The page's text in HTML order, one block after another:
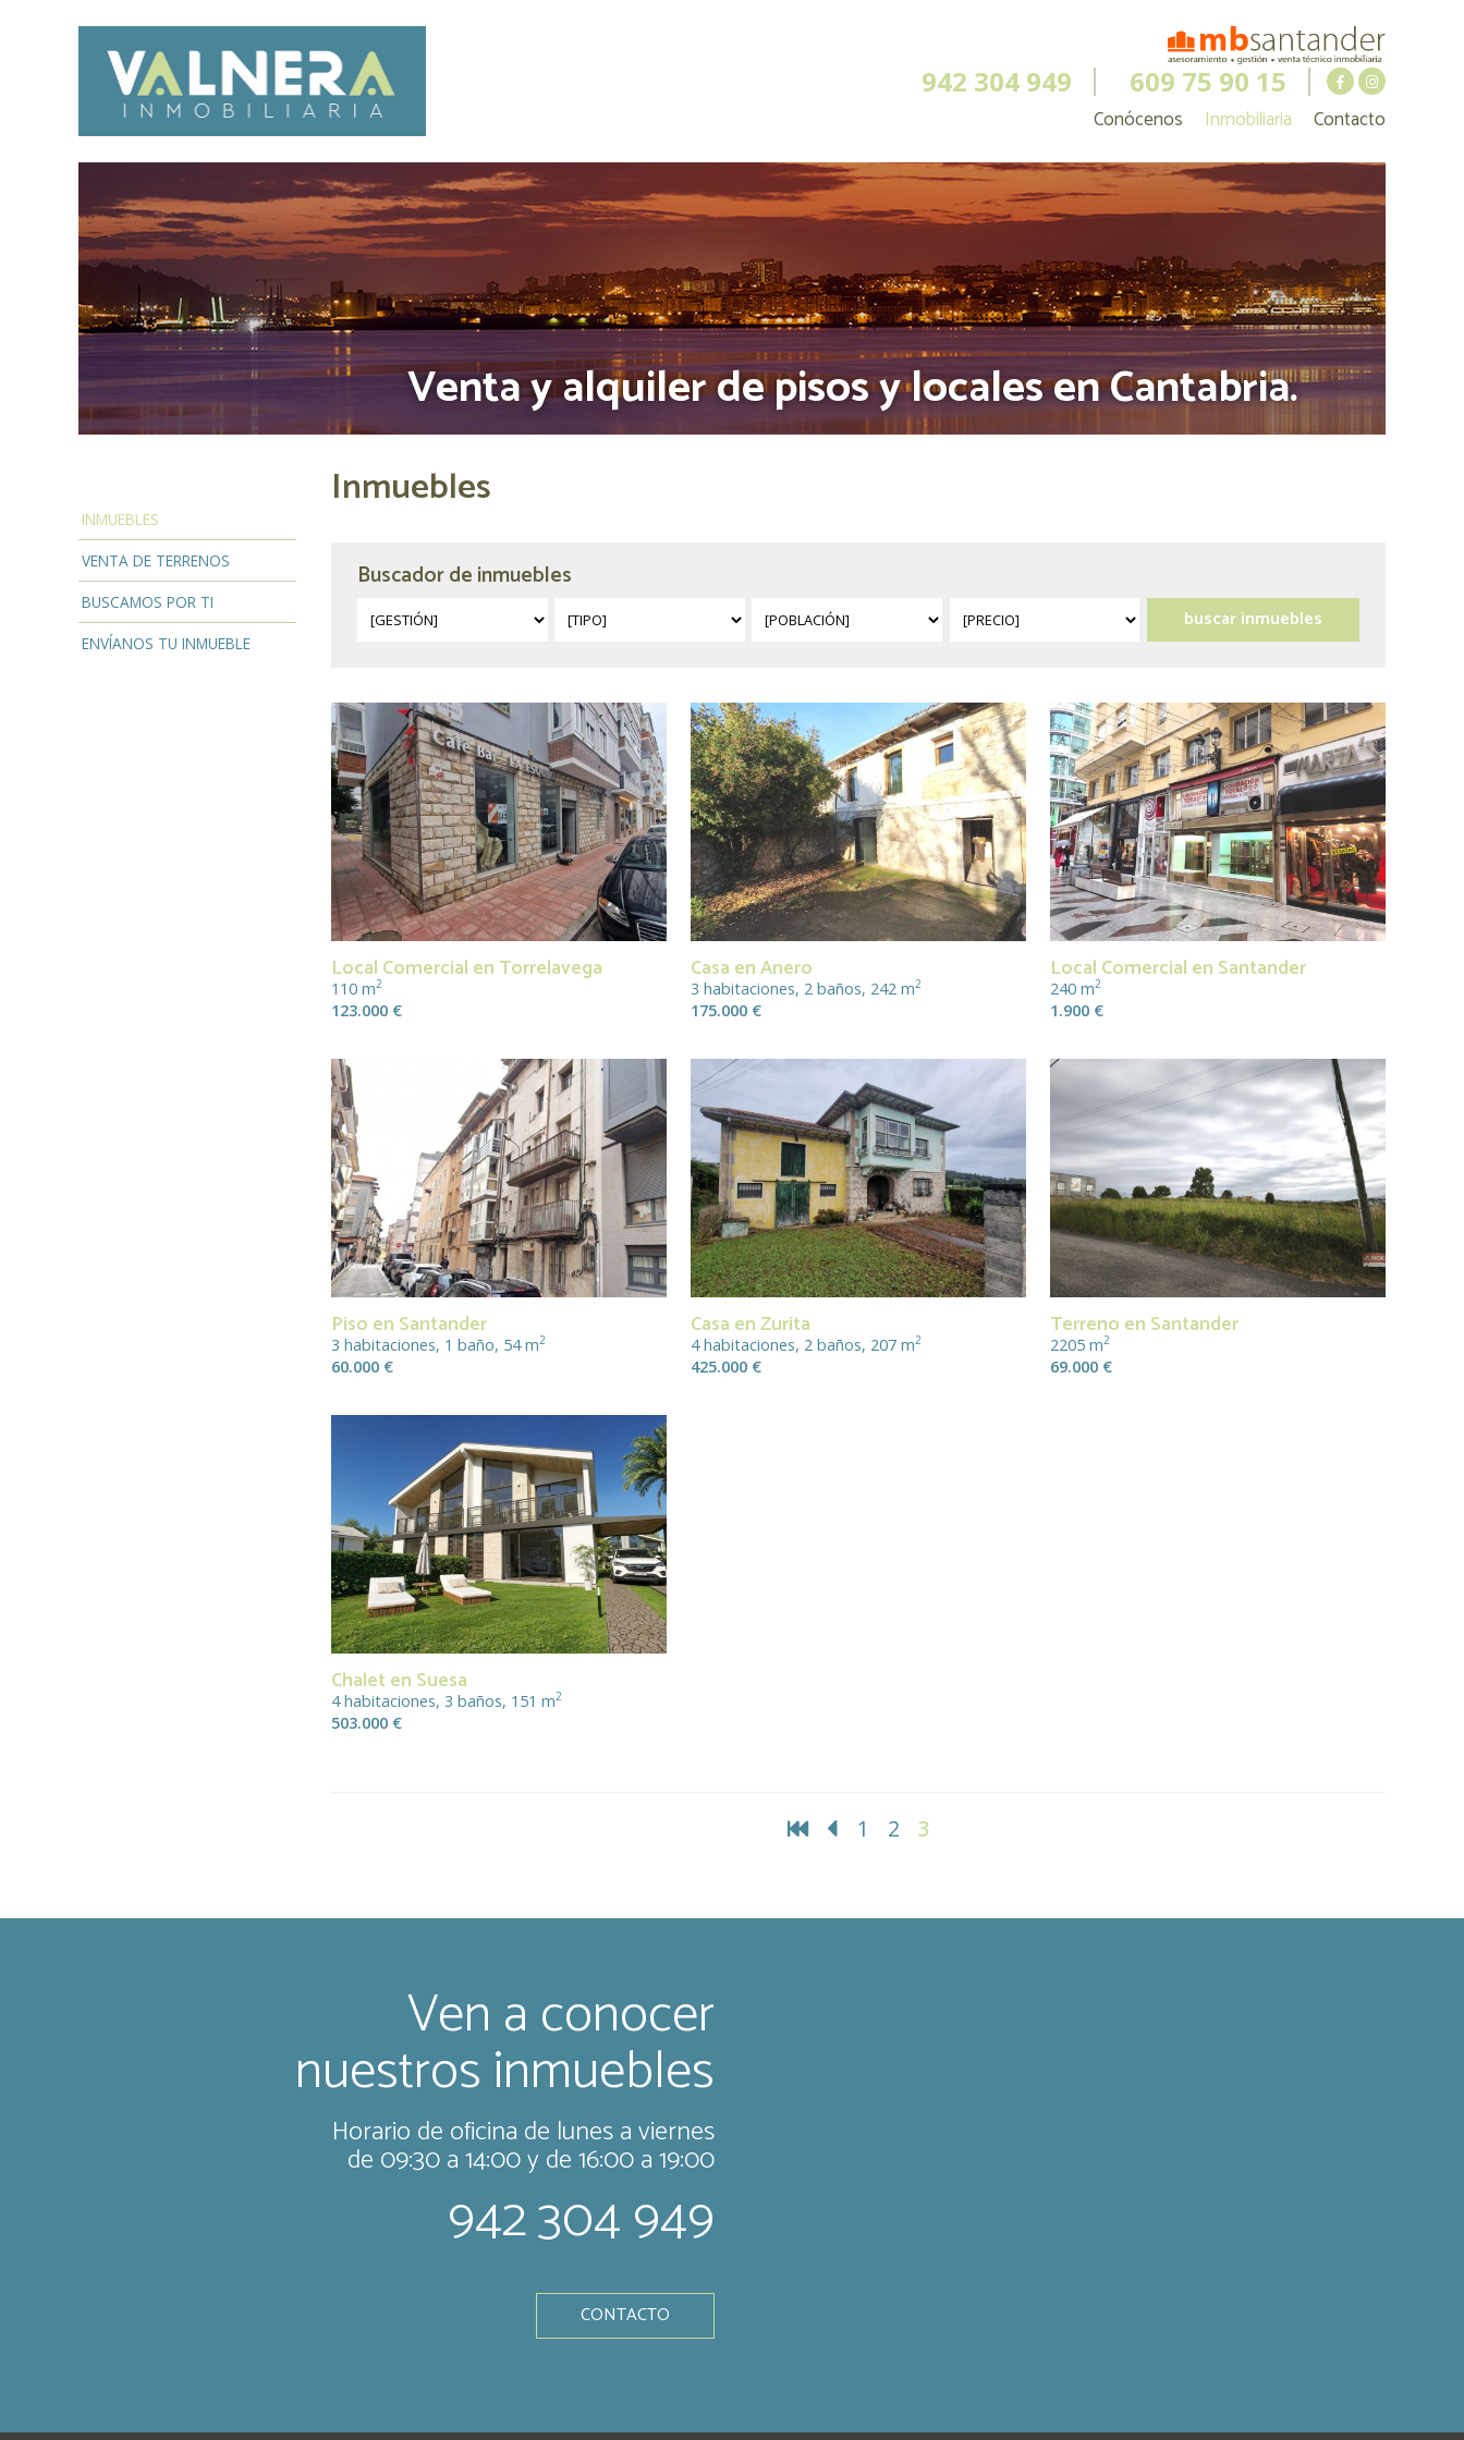
942 304 949 609 75 90 15
MB Santander en Facebook
MB Santander en Instagram
Conócenos Inmobiliaria Contacto
Venta y alquiler de pisos y locales en Cantabria.
INMUEBLES
VENTA DE TERRENOS
BUSCAMOS POR TI
ENVÍANOS TU INMUEBLE
Inmuebles
Buscador de inmuebles
Local Comercial en Torrelavega
110 m2
123.000 €
Casa en Anero
3 habitaciones, 2 baños, 242 m2
175.000 €
Local Comercial en Santander
240 m2
1.900 €
Piso en Santander
3 habitaciones, 1 baño, 54 m2
60.000 €
Casa en Zurita
4 habitaciones, 2 baños, 207 m2
425.000 €
Terreno en Santander
2205 m2
69.000 €
Chalet en Suesa
4 habitaciones, 3 baños, 151 m2
503.000 €
1 2 3
Ven a conocer
nuestros inmuebles
Horario de oficina de lunes a viernes
de 09:30 a 14:00 y de 16:00 a 19:00
942 304 949
CONTACTO